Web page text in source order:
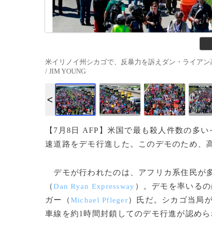
米イリノイ州シカゴで、反暴力を訴えダン・ライア
/ JIM YOUNG
【7月8日 AFP】米国で最も殺人件数の多
速道路をデモ行進した。このデモのため、
デモが行われたのは、アフリカ系住民が
（Dan Ryan Expressway ）。デモを率いる
ガー（Michael Pfleger）氏だ。シカゴ当局
車線を約1時間封鎖してのデモ行進が認めら